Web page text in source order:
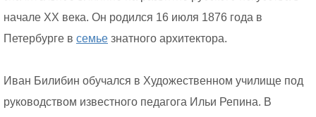
начале XX века. Он родился 16 июля 1876 года в
Петербурге в семье знатного архитектора.
Иван Билибин обучался в Художественном училище под
руководством известного педагога Ильи Репина. В